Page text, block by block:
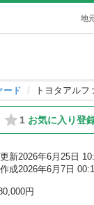
地
ード トヨタアル
1 お気に入り登
更新2026年6月25日
作成2026年6月7日
円